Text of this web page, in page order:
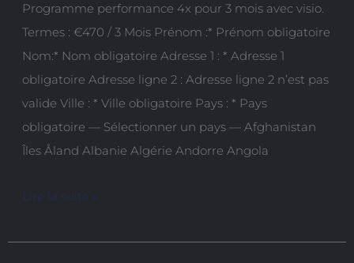
Programme performance 4x pour 3 mois avec visio.
Termes : €470 / 3 Mois Prénom :* Prénom obligatoire
Nom:* Nom obligatoire Adresse 1 : * Adresse 1
obligatoire Adresse ligne 2 : Adresse ligne 2 n’est pas
valide Ville : * Ville obligatoire Pays : * Pays
obligatoire — Sélectionner un pays — Afghanistan
Îles Åland Albanie Algérie Andorre Angola
3
mois
+
Visio
Lire la suite »